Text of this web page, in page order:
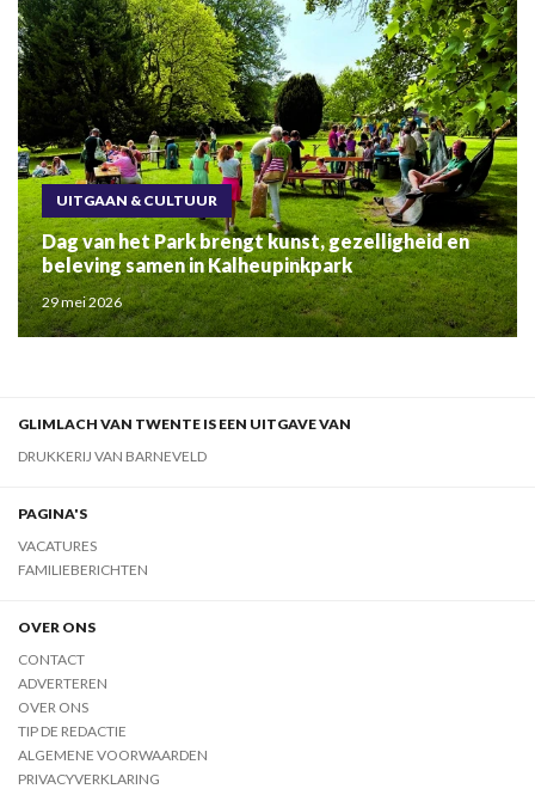
UITGAAN & CULTUUR
Dag van het Park brengt kunst, gezelligheid en
beleving samen in Kalheupinkpark
29 mei 2026
GLIMLACH VAN TWENTE IS EEN UITGAVE VAN
DRUKKERIJ VAN BARNEVELD
PAGINA'S
VACATURES
FAMILIEBERICHTEN
OVER ONS
CONTACT
ADVERTEREN
OVER ONS
TIP DE REDACTIE
ALGEMENE VOORWAARDEN
PRIVACYVERKLARING